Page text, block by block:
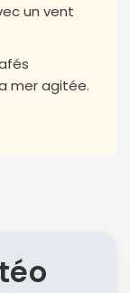
un vent
mer agitée.